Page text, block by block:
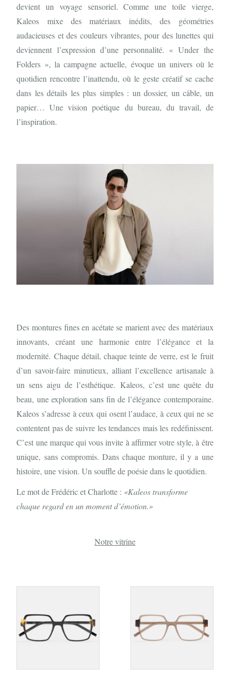
devient un voyage sensoriel. Comme une toile vierge,
Kaleos mixe des matériaux inédits, des géométries
audacieuses et des couleurs vibrantes, pour des lunettes qui
deviennent l’expression d’une personnalité. « Under the
Folders », la campagne actuelle, évoque un univers où le
quotidien rencontre l’inattendu, où le geste créatif se cache
dans les détails les plus simples : un dossier, un câble, un
papier… Une vision poétique du bureau, du travail, de
l’inspiration.
Des montures fines en acétate se marient avec des matériaux
innovants, créant une harmonie entre l’élégance et la
modernité. Chaque détail, chaque teinte de verre, est le fruit
d’un savoir-faire minutieux, alliant l’excellence artisanale à
un sens aigu de l’esthétique. Kaleos, c’est une quête du
beau, une exploration sans fin de l’élégance contemporaine.
Kaleos s’adresse à ceux qui osent l’audace, à ceux qui ne se
contentent pas de suivre les tendances mais les redéfinissent.
C’est une marque qui vous invite à affirmer votre style, à être
unique, sans compromis. Dans chaque monture, il y a une
histoire, une vision. Un souffle de poésie dans le quotidien.
Le mot de Frédéric et Charlotte : «Kaleos transforme
chaque regard en un moment d’émotion.»
Notre vitrine